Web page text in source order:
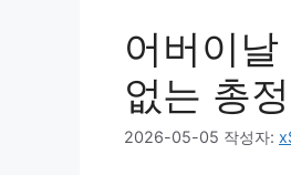
어버이
없는 총
2026-05-05 작성자: